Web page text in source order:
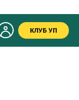
КЛУБ УП